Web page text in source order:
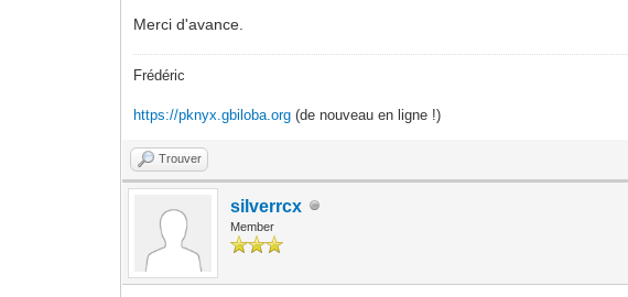
Merci d'avance.
Frédéric
https://pknyx.gbiloba.org (de nouveau en ligne !)
Trouver
silverrcx
Member